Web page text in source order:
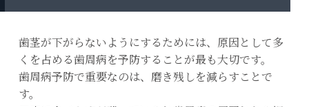
歯茎が下がらないようにするためには、原因として多
くを占める歯周病を予防することが最も大切です。
歯周病予防で重要なのは、磨き残しを減らすことで
す。